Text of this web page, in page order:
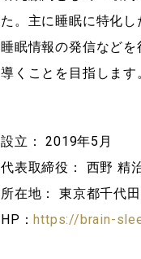
た。主に睡眠に特化
睡眠情報の発信など
導くことを目指します
設立： 2019年5月
代表取締役： 西野 精
所在地： 東京都千代
HP：https://brain-